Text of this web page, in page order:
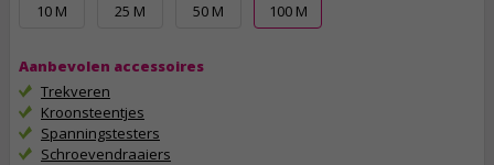
10 M 25 M 50 M 100 M
Aanbevolen accessoires
Trekveren
Kroonsteentjes
Spanningstesters
Schroevendraaiers